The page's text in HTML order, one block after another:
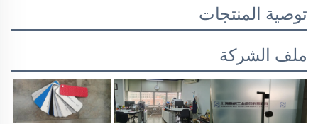
توصية المنتجات
ملف الشركة